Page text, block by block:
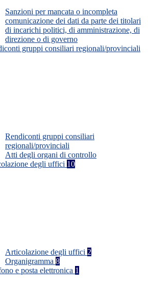
Sanzioni per mancata o incompleta
comunicazione dei dati da parte dei titolari
di incarichi politici, di amministrazione, di
direzione o di governo
gruppi consiliari regionali/provinciali
Rendiconti gruppi consiliari
regionali/provinciali
Atti degli organi di controllo
degli uffici 10
Articolazione degli uffici 2
Organigramma 8
e posta elettronica 1